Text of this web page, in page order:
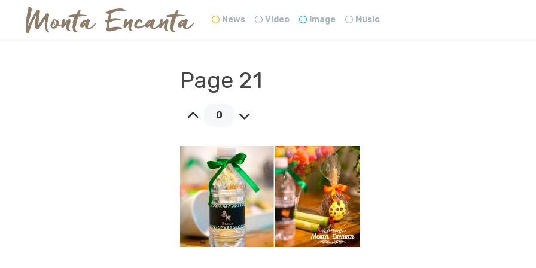
News Video Image Music
Page 21
0